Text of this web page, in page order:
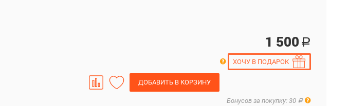
1 500 Р
ХОЧУ В ПОДАРОК
ДОБАВИТЬ В КОРЗИНУ
Бонусов за покупку: 30 Р Правила